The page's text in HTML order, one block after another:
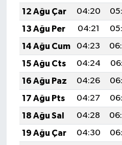
12 Ağu Çar
04:20
13 Ağu Per
04:21
14 Ağu Cum
04:23
15 Ağu Cts
04:24
16 Ağu Paz
04:26
17 Ağu Pts
04:27
18 Ağu Sal
04:28
19 Ağu Çar
04:30